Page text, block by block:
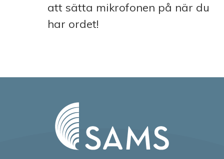
att sätta mikrofonen på när du
har ordet!